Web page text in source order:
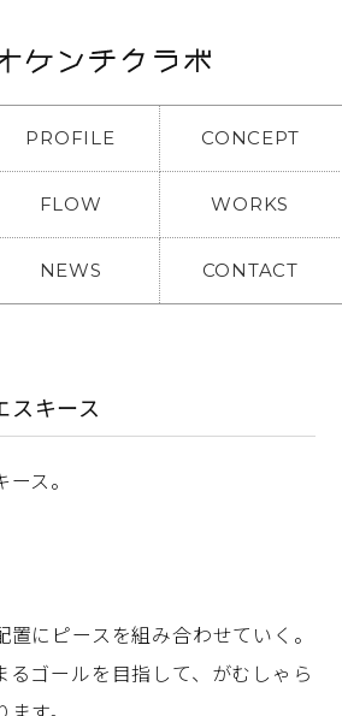
PROFILE CONCEPT
FLOW WORKS
NEWS CONTACT
スキース
ス。
にピースを組み合わせていく。
るゴールを目指して、がむしゃら